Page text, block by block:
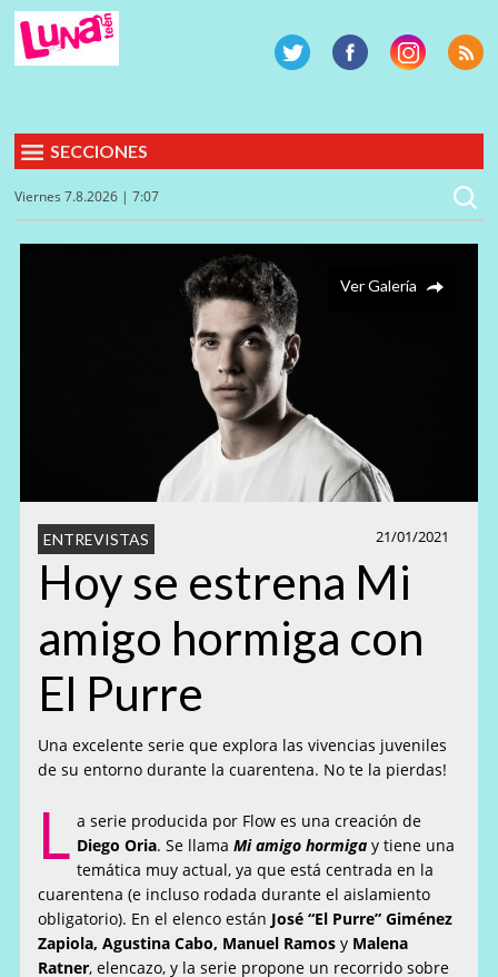
SECCIONES
Viernes 7.8.2026 | 7:07
Ver Galería
21/01/2021
ENTREVISTAS
Hoy se estrena Mi
amigo hormiga con
El Purre
Una excelente serie que explora las vivencias juveniles
de su entorno durante la cuarentena. No te la pierdas!
L a serie producida por Flow es una creación de
Diego Oria. Se llamaMi amigo hormiga y tiene una
temática muy actual, ya que está centrada en la
cuarentena (e incluso rodada durante el aislamiento
obligatorio). En el elenco están José “El Purre” Giménez
Zapiola, Agustina Cabo, Manuel Ramosy Malena
Ratner, elencazo, y la serie propone un recorrido sobre